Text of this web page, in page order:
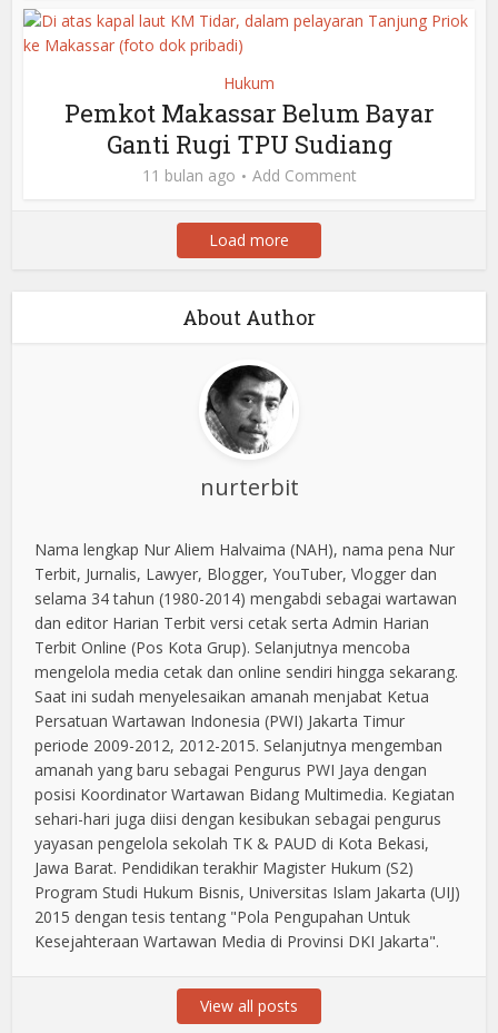
Hukum
Pemkot Makassar Belum Bayar
Ganti Rugi TPU Sudiang
11 bulan ago Add Comment
Load more
About Author
nurterbit
Nama lengkap Nur Aliem Halvaima (NAH), nama pena Nur
Terbit, Jurnalis, Lawyer, Blogger, YouTuber, Vlogger dan
selama 34 tahun (1980-2014) mengabdi sebagai wartawan
dan editor Harian Terbit versi cetak serta Admin Harian
Terbit Online (Pos Kota Grup). Selanjutnya mencoba
mengelola media cetak dan online sendiri hingga sekarang.
Saat ini sudah menyelesaikan amanah menjabat Ketua
Persatuan Wartawan Indonesia (PWI) Jakarta Timur
periode 2009-2012, 2012-2015. Selanjutnya mengemban
amanah yang baru sebagai Pengurus PWI Jaya dengan
posisi Koordinator Wartawan Bidang Multimedia. Kegiatan
sehari-hari juga diisi dengan kesibukan sebagai pengurus
yayasan pengelola sekolah TK & PAUD di Kota Bekasi,
Jawa Barat. Pendidikan terakhir Magister Hukum (S2)
Program Studi Hukum Bisnis, Universitas Islam Jakarta (UIJ)
2015 dengan tesis tentang "Pola Pengupahan Untuk
Kesejahteraan Wartawan Media di Provinsi DKI Jakarta".
View all posts